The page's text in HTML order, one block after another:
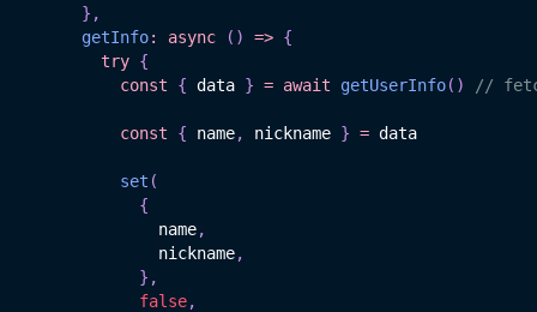
} ,
getInfo: async ( ) => {
try {
const
{ data } = await getUserInfo( ) //
const { name, nickname } = data
set (
{
              name
,
              nickname
,
} ,
false,